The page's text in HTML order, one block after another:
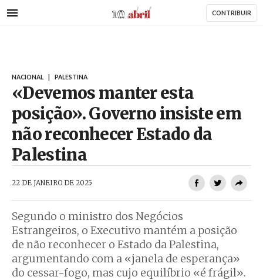
para
AbrilAbril CONTRIBUIR
NACIONAL PALESTINA
«Devemos manter esta
posição». Governo insiste em
não reconhecer Estado da
Palestina
22 DE JANEIRO DE 2025
Segundo o ministro dos Negócios
Estrangeiros, o Executivo mantém a posição
de não reconhecer o Estado da Palestina,
argumentando com a «janela de esperança»
do cessar-fogo, mas cujo equilíbrio «é frágil».